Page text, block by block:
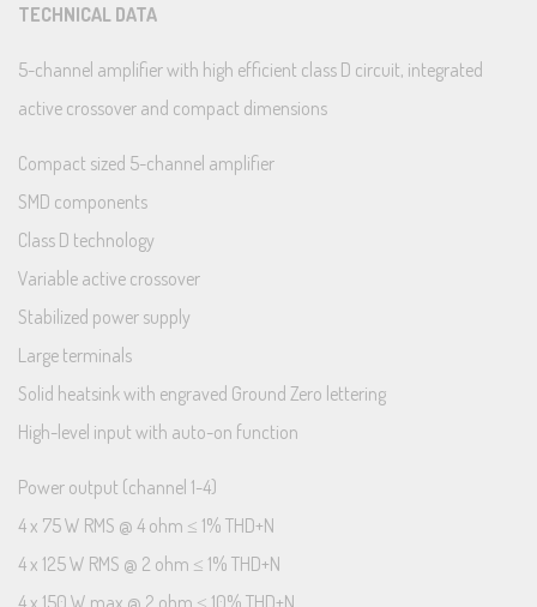
TECHNICAL DATA
5-channel amplifier with high efficient class D circuit, integrated
active crossover and compact dimensions
Compact sized 5-channel amplifier
SMD components
Class D technology
Variable active crossover
Stabilized power supply
Large terminals
Solid heatsink with engraved Ground Zero lettering
High-level input with auto-on function
Power output (channel 1-4)
4 x 75 W RMS @ 4 ohm ≤ 1% THD+N
4 x 125 W RMS @ 2 ohm ≤ 1% THD+N
4 x 150 W max @ 2 ohm ≤ 10% THD+N